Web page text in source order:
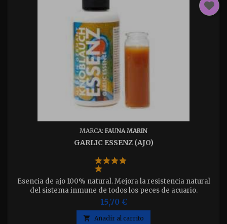
MARCA: FAUNA MARIN
GARLIC ESSENZ (AJO)
Esencia de ajo 100% natural. Mejora la resistencia natural
del sistema inmune de todos los peces de acuario.
15,70 €
 Añadir al carrito